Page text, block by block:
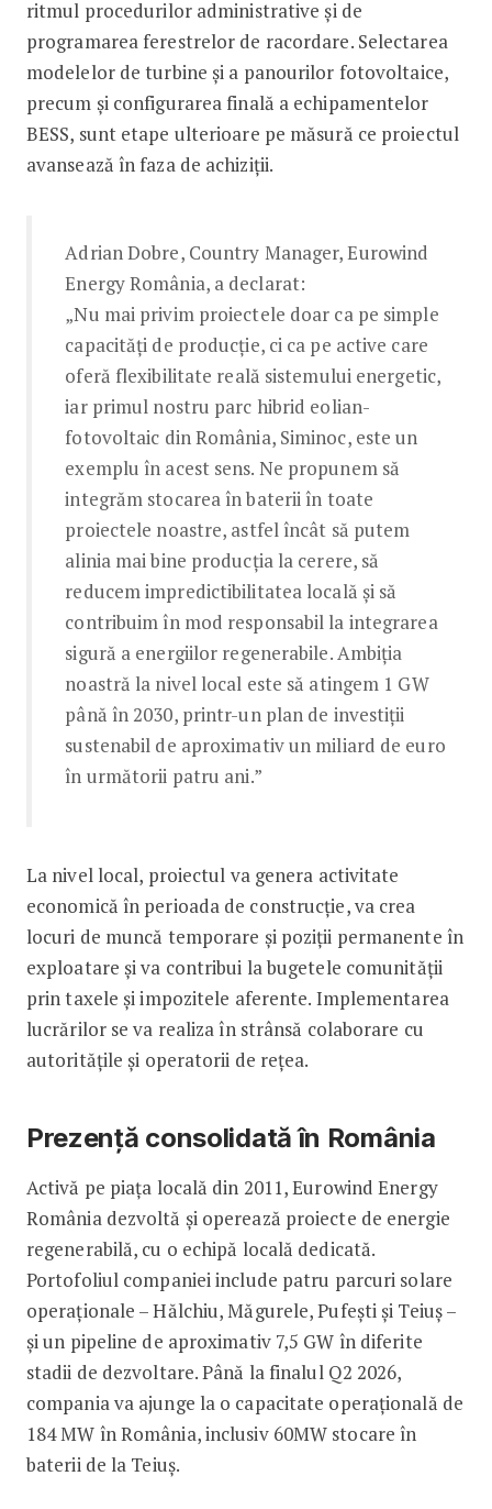
ritmul procedurilor administrative și de
programarea ferestrelor de racordare. Selectarea
modelelor de turbine și a panourilor fotovoltaice,
precum și configurarea finală a echipamentelor
BESS, sunt etape ulterioare pe măsură ce proiectul
avansează în faza de achiziții.
Adrian Dobre, Country Manager, Eurowind
Energy România, a declarat:
„Nu mai privim proiectele doar ca pe simple
capacități de producție, ci ca pe active care
oferă flexibilitate reală sistemului energetic,
iar primul nostru parc hibrid eolian-
fotovoltaic din România, Siminoc, este un
exemplu în acest sens. Ne propunem să
integrăm stocarea în baterii în toate
proiectele noastre, astfel încât să putem
alinia mai bine producția la cerere, să
reducem impredictibilitatea locală și să
contribuim în mod responsabil la integrarea
sigură a energiilor regenerabile. Ambiția
noastră la nivel local este să atingem 1 GW
până în 2030, printr-un plan de investiții
sustenabil de aproximativ un miliard de euro
în următorii patru ani.”
La nivel local, proiectul va genera activitate
economică în perioada de construcție, va crea
locuri de muncă temporare și poziții permanente în
exploatare și va contribui la bugetele comunității
prin taxele și impozitele aferente. Implementarea
lucrărilor se va realiza în strânsă colaborare cu
autoritățile și operatorii de rețea.
Prezență consolidată în România
Activă pe piața locală din 2011, Eurowind Energy
România dezvoltă și operează proiecte de energie
regenerabilă, cu o echipă locală dedicată.
Portofoliul companiei include patru parcuri solare
operaționale – Hălchiu, Măgurele, Pufești și Teiuș –
și un pipeline de aproximativ 7,5 GW în diferite
stadii de dezvoltare. Până la finalul Q2 2026,
compania va ajunge la o capacitate operațională de
184 MW în România, inclusiv 60MW stocare în
baterii de la Teiuș.